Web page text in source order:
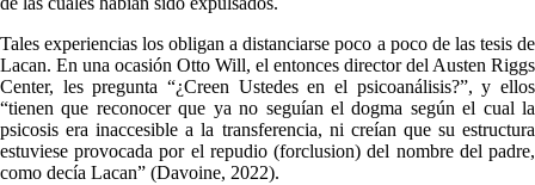
Tales experiencias los obligan a distanciarse poco a poco de las tesis de
Lacan. En una ocasión Otto Will, el entonces director del Austen Riggs
Center, les pregunta “¿Creen Ustedes en el psicoanálisis?”, y ellos
“tienen que reconocer que ya no seguían el dogma según el cual la
psicosis era inaccesible a la transferencia, ni creían que su estructura
estuviese provocada por el repudio (forclusion) del nombre del padre,
como decía Lacan” (Davoine, 2022).